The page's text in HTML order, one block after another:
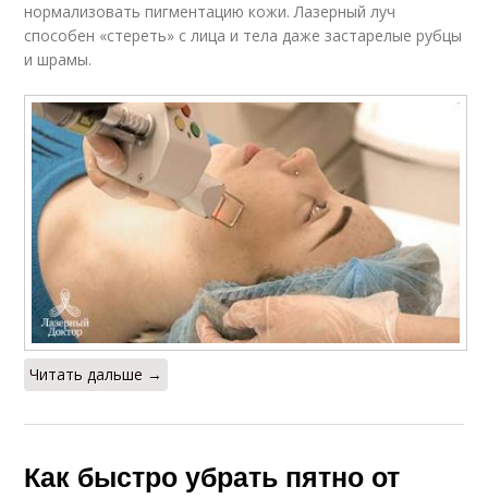
нормализовать пигментацию кожи. Лазерный луч
способен «стереть» с лица и тела даже застарелые рубцы
и шрамы.
Читать дальше →
Как быстро убрать пятно от